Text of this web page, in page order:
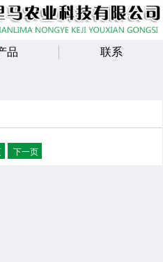
品 联系
下一页